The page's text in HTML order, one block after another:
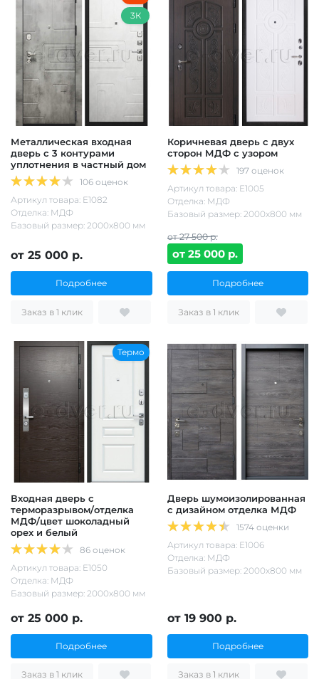
3К
Металлическая входная
дверь с 3 контурами
уплотнения в частный дом
106 оценок
Артикул товара: Е1082
Отделка: МДФ
Базовый размер: 2000х800 мм
от 25 000 р.
Подробнее
Заказ в 1 клик
Коричневая дверь с двух
сторон МДФ с узором
197 оценок
Артикул товара: Е1005
Отделка: МДФ
Базовый размер: 2000х800 мм
от 27 500 р.
от 25 000 р.
Подробнее
Заказ в 1 клик
Термо
Входная дверь с
терморазрывом/отделка
МДФ/цвет шоколадный
орех и белый
86 оценок
Артикул товара: Е1050
Отделка: МДФ
Базовый размер: 2000х800 мм
от 25 000 р.
Подробнее
Заказ в 1 клик
Дверь шумоизолированная
с дизайном отделка МДФ
1574 оценки
Артикул товара: Е1006
Отделка: МДФ
Базовый размер: 2000х800 мм
от 19 900 р.
Подробнее
Заказ в 1 клик